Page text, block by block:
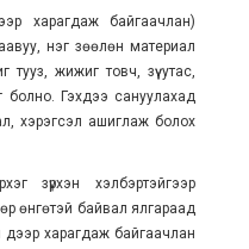
харагдаж байгаачлан)
нэг зөөлөн материал
тууз, жижиг товч, зүү утас,
болно. Гэхдээ сануулахад
хэрэгсэл ашиглаж болох
зүрхэн хэлбэртэйгээр
өнгөтэй байвал ялгараад
дээр харагдаж байгаачлан